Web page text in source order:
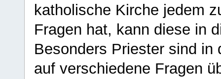
katholische Kirche jedem
Fragen hat, kann diese in
Besonders Priester sind in
auf verschiedene Fragen